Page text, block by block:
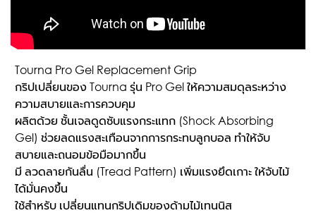
Tourna Pro Gel Replacement Grip
กริปเปลี่ยนของ Tourna รุ่น Pro Gel ให้ความสมดุลระหว่าง
ความสบายและการควบคุม
ผลิตด้วย ชั้นเจลดูดซับแรงกระแทก (Shock Absorbing
Gel) ช่วยลดแรงสะเทือนจากการกระทบลูกบอล ทำให้จับ
สบายและถนอมข้อมือมากขึ้น
มี ลวดลายกันลื่น (Tread Pattern) เพิ่มแรงยึดเกาะ ให้จับไม้
ได้มั่นคงขึ้น
ใช้สำหรับ เปลี่ยนแทนกริปเดิมของด้ามไม้เทนนิส